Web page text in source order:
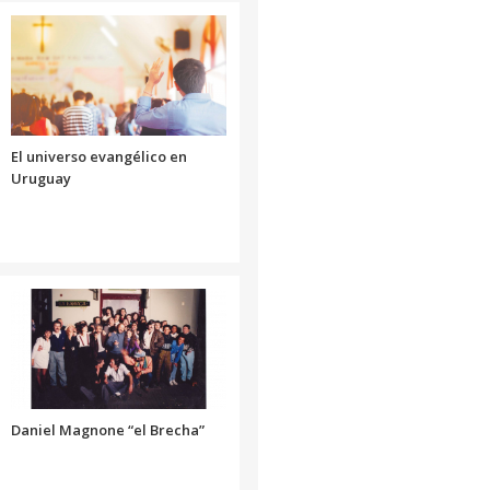
aumentar
o
disminuir
el
volumen.
El universo evangélico en
Uruguay
Daniel Magnone “el Brecha”